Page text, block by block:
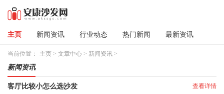
主页 新闻资讯 行业动态 热门新闻 最新资讯
当前位置： 主页 > 文章中心 > 新闻资讯 >
新闻资讯
客厅比较小怎么选沙发
查看详情